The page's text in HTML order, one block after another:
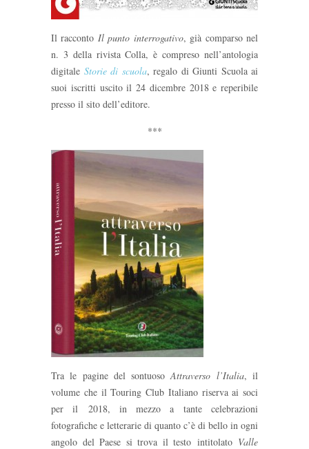
Il racconto Il punto interrogativo, già comparso nel
n. 3 della rivista Colla, è compreso nell’antologia
digitale Storie di scuola, regalo di Giunti Scuola ai
suoi iscritti uscito il 24 dicembre 2018 e reperibile
presso il sito dell’editore.
***
Tra le pagine del sontuosoAttraverso l’Italia, il
volume che il Touring Club Italiano riserva ai soci
per il 2018, in mezzo a tante celebrazioni
fotografiche e letterarie di quanto c’è di bello in ogni
angolo del Paese si trova il testo intitolato Valle